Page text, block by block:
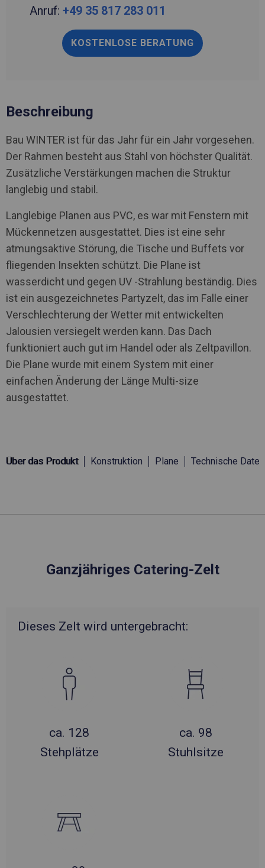
Anruf: +49 35 817 283 011
KOSTENLOSE BERATUNG
Beschreibung
Bau WINTER ist für das Jahr für ein Jahr vorgesehen.
Der Rahmen besteht aus Stahl von höchster Qualität.
Zusätzliche Verstärkungen machen die Struktur
langlebig und stabil.
Langlebige Planen aus PVC, es war mit Fenstern mit
Mückennetzen ausgestattet. Dies ist eine sehr
atmungsaktive Störung, die Tische und Buffets vor
fliegenden Insekten schützt. Die Plane ist
wasserdicht und gegen UV -Strahlung beständig. Dies
ist ein ausgezeichnetes Partyzelt, das im Falle einer
Verschlechterung der Wetter mit entwickelten
Jalousien versiegelt werden kann. Das Dach
funktioniert auch gut im Handel oder als Zeltpavillon.
Die Plane wurde mit einem System mit einer
einfachen Änderung der Länge Multi-size
ausgestattet.
Über das Produkt Konstruktion Plane Technische Daten
Ganzjähriges Catering-Zelt
Dieses Zelt wird untergebracht:
ca. 128
Stehplätze
ca. 98
Stuhlsitze